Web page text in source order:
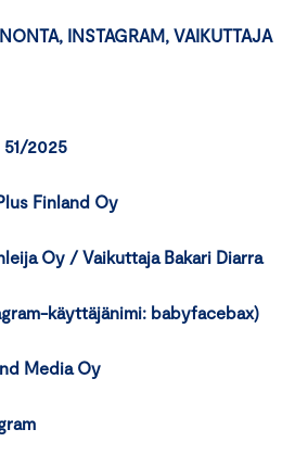
INSTAGRAM, VAIKUTTAJA
2025
Finland Oy
/ Vaikuttaja Bakari Diarra
babyfacebax)
Media Oy